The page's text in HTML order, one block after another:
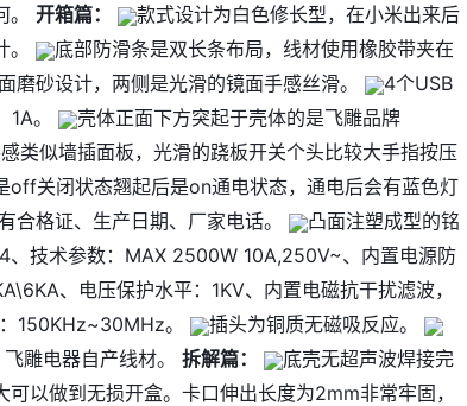
。 开箱篇： 款式设计为白色修长型，在小米出来后
。
底部防滑条是双长条布局，线材使用橡胶带夹在
磨砂设计，两侧是光滑的镜面手感丝滑。
4个USB
。
壳体正面下方突起于壳体的是飞雕品牌
类似墙插面板，光滑的跷板开关个头比较大手指按压
off关闭状态翘起后是on通电状态，通电后会有蓝色灯
合格证、生产日期、厂家电话。
凸面注塑成型的铭
、技术参数：MAX 2500W 10A,250V~、内置电源防
、电压保护水平：1KV、内置电磁抗干扰滤波，
150KHz~30MHz。
插头为铜质无磁吸反应。
雕电器自产线材。 拆解篇：
底壳无超声波焊接完
以做到无损开盒。卡口伸出长度为2mm非常牢固，